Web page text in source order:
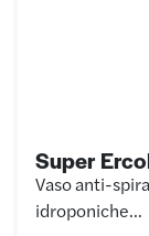
Super
Vaso anti-
idroponiche…